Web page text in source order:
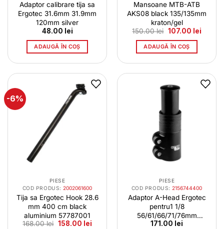
Adaptor calibrare tija sa
Ergotec 31.6mm 31.9mm
120mm silver
48.00 lei
ADAUGĂ ÎN COȘ
Mansoane MTB-ATB
AKS08 black 135/135mm
kraton/gel
150.00lei Prețul
a
fost:
107.00 leiPrețul
ADAUGĂ ÎN COȘ
-6%
PIESE
COD PRODUS:2002061600
Tija sa Ergotec Hook 28.6
mm 400 cm black
aluminium 57787001
168.00lei Prețul
158.00 leiPrețul
PIESE
COD PRODUS:2156744400
Adaptor A-Head Ergotec
pentru1 1/8
56/61/66/71/76mm
alum.black 40106001
171.00 lei